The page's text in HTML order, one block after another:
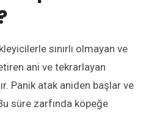
sınırlı olmayan ve
ani ve tekrarlayan
Panik atak aniden başlar ve
süre zarfında köpeğe